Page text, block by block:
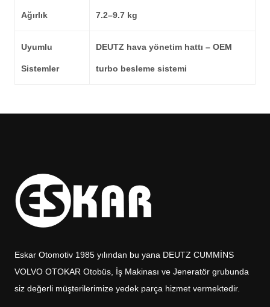
Ağırlık 7.2–9.7 kg
Uyumlu
Sistemler
DEUTZ hava yönetim hattı – OEM
turbo besleme sistemi
Eskar Otomotiv 1985 yılından bu yana DEUTZ CUMMİNS
VOLVO OTOKAR Otobüs, İş Makinası ve Jeneratör grubunda
siz değerli müşterilerimize yedek parça hizmet vermektedir.